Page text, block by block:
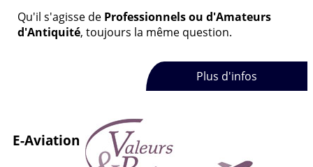
Qu'il s'agisse de Professionnels ou d'Amateurs
d'Antiquité, toujours la même question.
Plus d'infos
E-Aviation